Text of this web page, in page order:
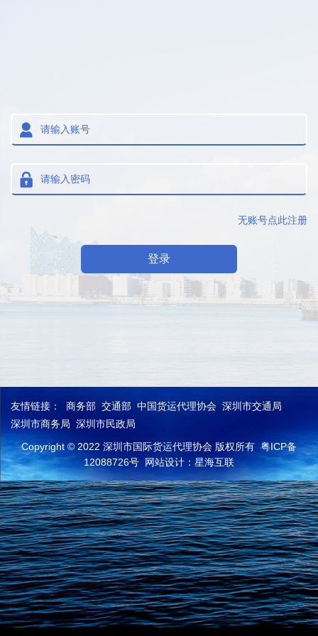
无账号点此注册
登录
友情链接： 商务部 交通部 中国货运代理协会 深圳市交通局
深圳市商务局 深圳市民政局
Copyright © 2022 深圳市国际货运代理协会 版权所有 粤ICP备
12088726号 网站设计：星海互联